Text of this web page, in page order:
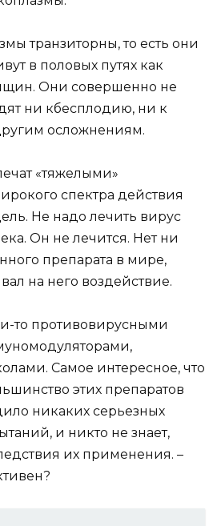
транзиторны, то есть они
в половых путях как
Они совершенно не
ни кбесплодию, ни к
осложнениям.
«тяжелыми»
спектра действия
Не надо лечить вирус
Он не лечится. Нет ни
препарата в мире,
на него воздействие.
то противовирусными
Самое интересное, что
этих препаратов
никаких серьезных
и никто не знает,
их применения. –